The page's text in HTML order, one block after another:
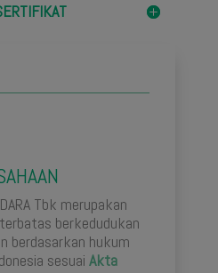
Tbk merupakan
berkedudukan
berdasarkan hukum
sesuai Akta